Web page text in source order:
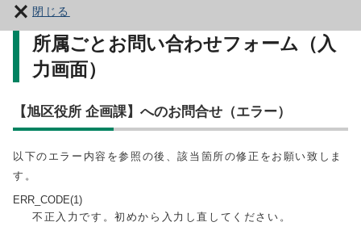
閉じる
所属ごとお問い合わせフォーム（入
力画面）
【旭区役所 企画課】へのお問合せ（エラー）
以下のエラー内容を参照の後、該当箇所の修正をお願い致しま
す。
ERR_CODE(1)
不正入力です。初めから入力し直してください。